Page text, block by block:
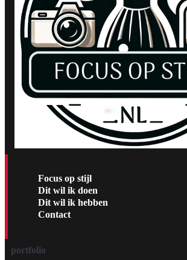
Focus op stijl
Dit wil ik doen
Dit wil ik hebben
Contact
portfolio